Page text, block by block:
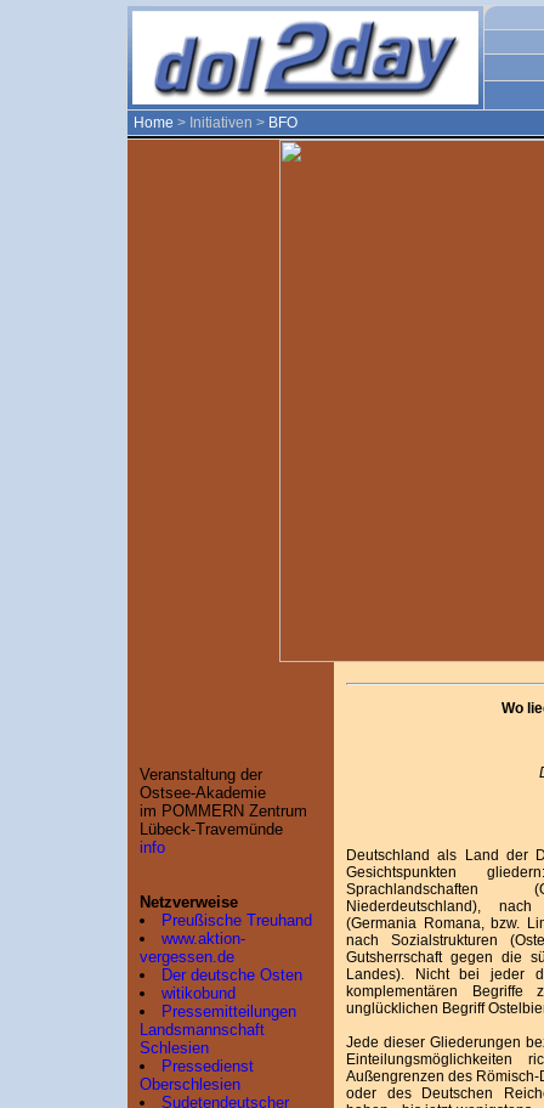
Home > Initiativen > BFO
Veranstaltung der
Ostsee-Akademie
im POMMERN Zentrum
Lübeck-Travemünde
info
Netzverweise
Preußische Treuhand
www.aktion-
vergessen.de
Der deutsche Osten
witikobund
Pressemitteilungen
Landsmannschaft
Schlesien
Pressedienst
Oberschlesien
Sudetendeutscher
Wo
Deutschland als Land der
Gesichtspunkten
Sprachlandschaften
Niederdeutschland),
(Germania Romana, bzw.
nach Sozialstrukturen
Gutsherrschaft gegen die
Landes). Nicht bei jeder
komplementären
unglücklichen Begriff
Jede dieser Gliederungen
Außengrenzen des
oder des Deutschen